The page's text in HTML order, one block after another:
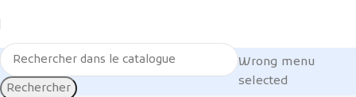
Rechercher
Wrong menu
selected